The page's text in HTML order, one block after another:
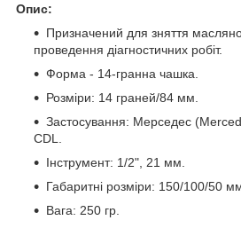
Опис:
Призначений для зняття
проведення діагностичних робіт.
Форма - 14-гранна чашка.
Розміри: 14 граней/84 мм.
Застосування: Мерседес
CDL.
Інструмент: 1/2", 21 мм.
Габаритні розміри: 150/100/50
Вага: 250 гр.